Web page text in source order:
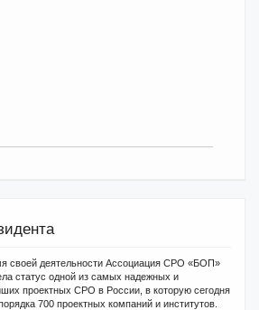
своей деятельности Ассоциация СРО «БОП»
статус одной из самых надежных и
проектных СРО в России, в которую сегодня
700 проектных компаний и институтов.